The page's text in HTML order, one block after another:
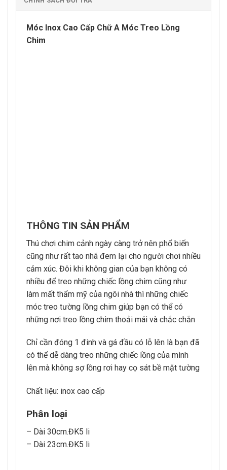
Móc Inox Cao Cấp Chữ A Móc Treo Lồng
Chim
THÔNG TIN SẢN PHẨM
Thú chơi chim cảnh ngày càng trở nên phổ biến
cũng như rất tao nhã đem lại cho người chơi nhiều
cảm xúc. Đôi khi không gian của bạn không có
nhiều để treo những chiếc lồng chim cũng như
làm mất thẩm mỹ của ngôi nhà thì những chiếc
móc treo tường lồng chim giúp bạn có thể có
những nơi treo lồng chim thoải mái và chắc chắn
Chỉ cần đóng 1 đinh và gá đầu có lỗ lên là bạn đã
có thể dễ dàng treo những chiếc lồng của mình
lên mà không sợ lồng rơi hay cọ sát bề mặt tường
Chất liệu: inox cao cấp
Phân loại
– Dài 30cm.ĐK5 li
– Dài 23cm.ĐK5 li